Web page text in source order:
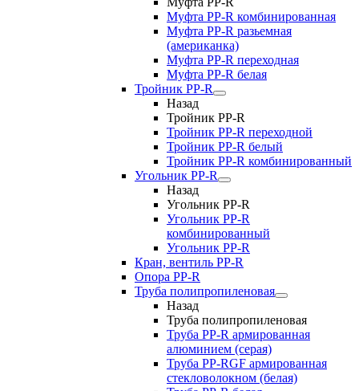
Муфта РР-R комбинированная
Муфта РР-R разьемная
(американка)
Муфта РР-R переходная
Муфта РР-R белая
Тройник PP-R
Назад
Тройник PP-R
Тройник РР-R переходной
Тройник РР-R белый
Тройник РР-R комбинированный
Угольник PP-R
Назад
Угольник PP-R
Угольник РР-R
комбинированный
Угольник РР-R
Кран, вентиль PP-R
Опора PP-R
Труба полипропиленовая
Назад
Труба полипропиленовая
Труба PP-R армированная
алюминием (серая)
Труба PP-RGF армированная
стекловолокном (белая)